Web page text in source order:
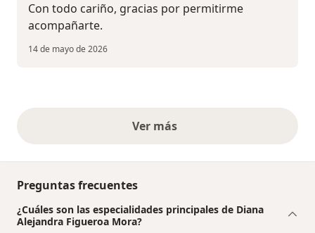
Con todo cariño, gracias por permitirme
acompañarte.
14 de mayo de 2026
Ver másopiniones anteriores
Preguntas frecuentes
¿Cuáles son las especialidades principales de Diana
Alejandra Figueroa Mora?